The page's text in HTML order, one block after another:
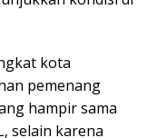
kota
pemenang
hampir sama
selain karena